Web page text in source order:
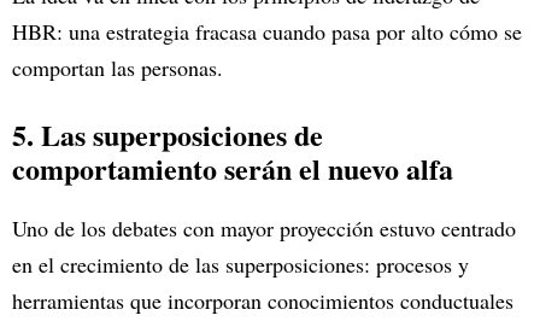
HBR: una estrategia fracasa cuando pasa por alto cómo se
comportan las personas.
5. Las superposiciones de
comportamiento serán el nuevo alfa
Uno de los debates con mayor proyección estuvo centrado
en el crecimiento de las superposiciones: procesos y
herramientas que incorporan conocimientos conductuales